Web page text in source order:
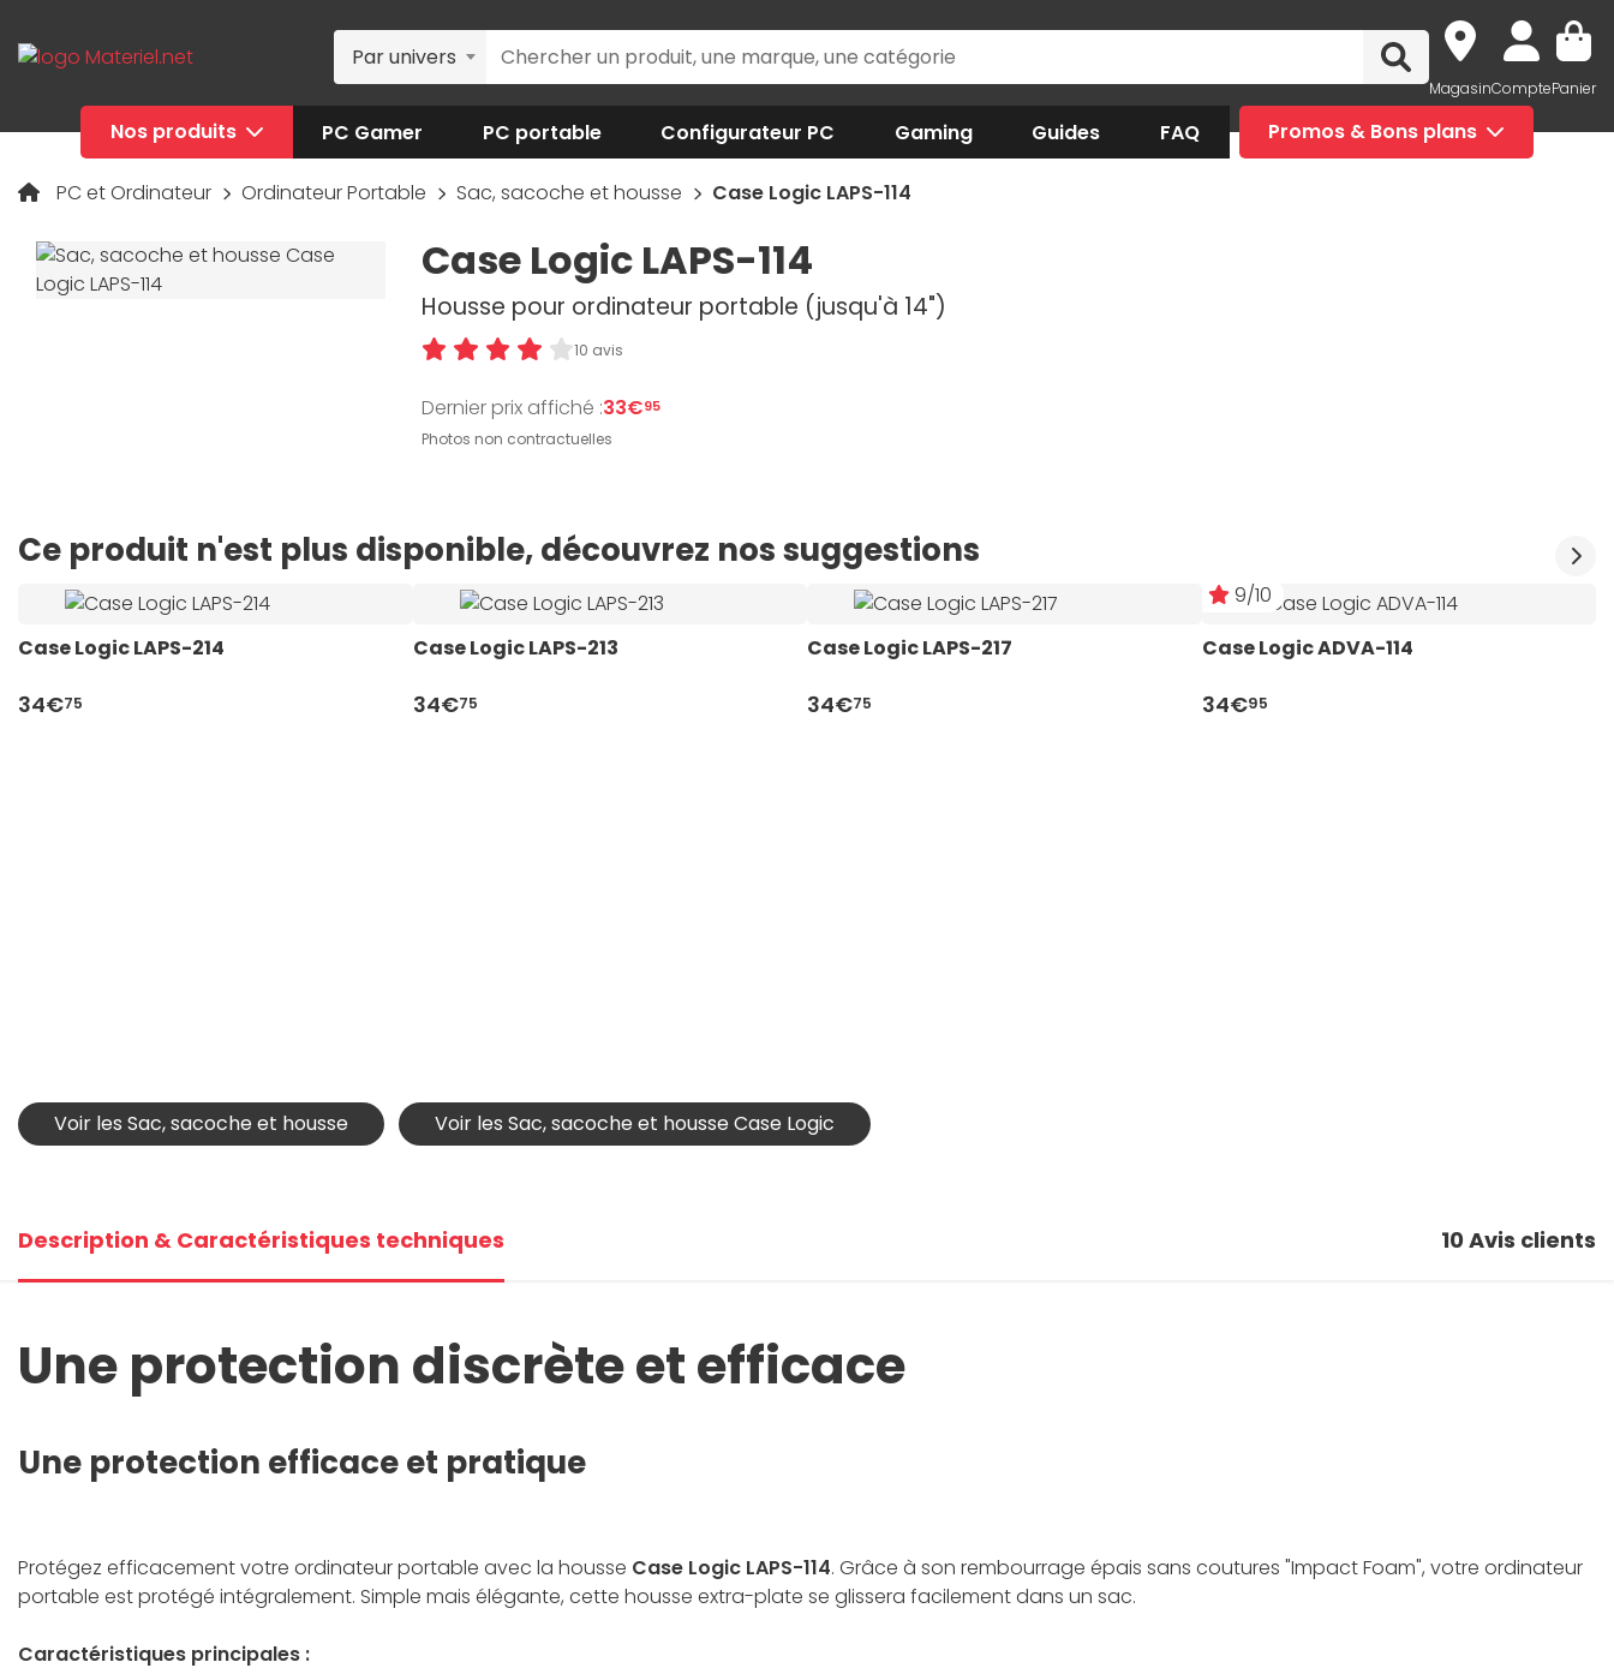
Par univers
MagasinComptePanier
Nos produits PC Gamer PC portable Configurateur PC Gaming Guides FAQ Promos & Bons plans
PC et Ordinateur Ordinateur Portable Sac, sacoche et housse Case Logic LAPS-114
Case Logic LAPS-114
Housse pour ordinateur portable (jusqu'à 14")
10 avis
Dernier prix affiché :33€95
Photos non contractuelles
Ce produit n'est plus disponible, découvrez nos suggestions
Case Logic LAPS-214
34€75
Case Logic LAPS-213
34€75
Case Logic LAPS-217
34€75
9/10
Case Logic ADVA-114
34€95
Voir les Sac, sacoche et housse Voir les Sac, sacoche et housse Case Logic
Description & Caractéristiques techniques 10 Avis clients
Une protection discrète et efficace
Une protection efficace et pratique
Protégez efficacement votre ordinateur portable avec la housse Case Logic LAPS-114. Grâce à son rembourrage épais sans coutures "Impact Foam", votre ordinateur
portable est protégé intégralement. Simple mais élégante, cette housse extra-plate se glissera facilement dans un sac.
Caractéristiques principales :